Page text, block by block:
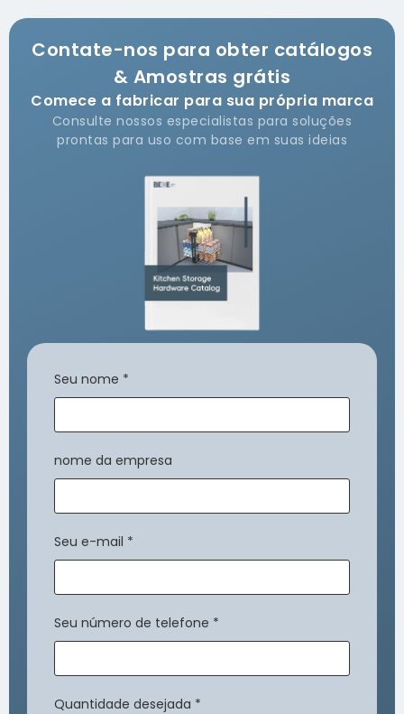
Contate-nos para obter catálogos
& Amostras grátis
Comece a fabricar para sua própria marca
Consulte nossos especialistas para soluções
prontas para uso com base em suas ideias
Seu nome *
nome da empresa
Seu e-mail *
Seu número de telefone *
Quantidade desejada *